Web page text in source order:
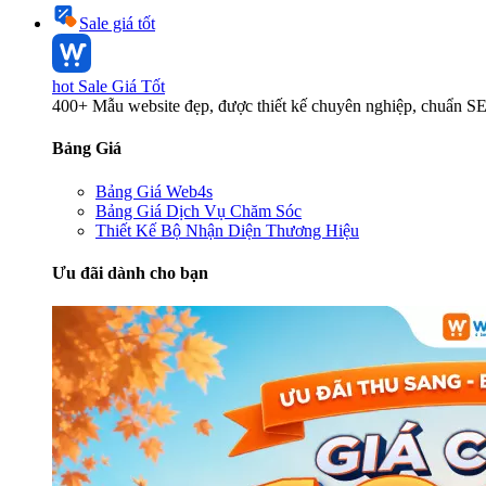
Sale giá tốt
hot Sale Giá Tốt
400+ Mẫu website đẹp, được thiết kế chuyên nghiệp, chuẩn
Bảng Giá
Bảng Giá Web4s
Bảng Giá Dịch Vụ Chăm Sóc
Thiết Kế Bộ Nhận Diện Thương Hiệu
Ưu đãi dành cho bạn